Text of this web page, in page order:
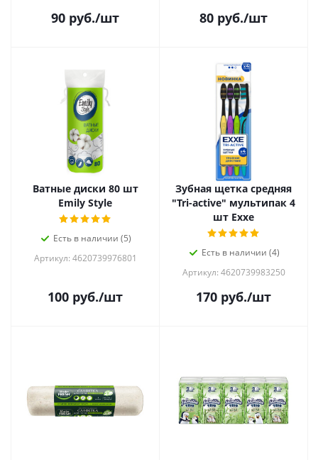
90 руб./шт 80 руб./шт
Ватные диски 80 шт
Emily Style
Есть в наличии (5)
Артикул: 4620739976801
100 руб./шт
Зубная щетка средняя
"Tri-active" мультипак 4
шт Exxe
Есть в наличии (4)
Артикул: 4620739983250
170 руб./шт